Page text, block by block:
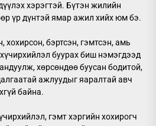
хэрэгтэй. Бүтэн жилийн
үр дүнтэй ямар ажил хийх юм бэ.
хохирсон, бэртсэн, гэмтсэн, амь
буурах биш нэмэгдээд
хөрсөндөө буусан бодитой,
ажлуудыг яаралтай авч
байна.
гэмт хэргийн хохирогч